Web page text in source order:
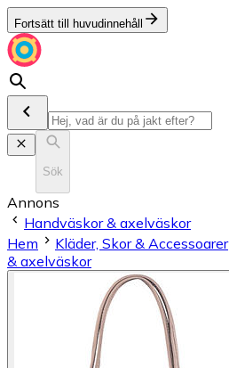
Fortsätt till huvudinnehåll
Sök
Annons
Handväskor & axelväskor
Hem
Kläder, Skor & Accessoarer
& axelväskor